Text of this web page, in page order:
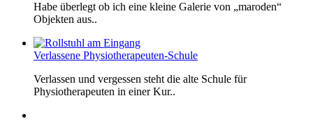
Habe überlegt ob ich eine kleine Galerie von „maroden“
Objekten aus..
Verlassene Physiotherapeuten-Schule
Verlassen und vergessen steht die alte Schule für
Physiotherapeuten in einer Kur..